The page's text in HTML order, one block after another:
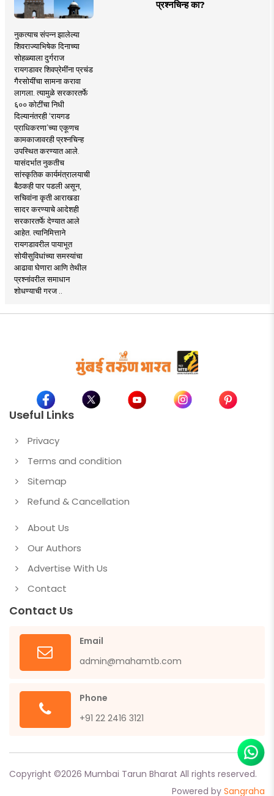
प्रश्नचिन्ह का?
नुकत्याच संपन्न झालेल्या
शिवराज्याभिषेक दिनाच्या
सोहळ्याला दुर्गराज
रायगडावर शिवप्रेमींना प्रचंड
गैरसोयींचा सामना करावा
लागला. त्यामुळे सरकारतर्फे
६०० कोटींचा निधी
दिल्यानंतरही ‘रायगड
प्राधिकरणा’च्या एकूणच
कामकाजावरही प्रश्नचिन्ह
उपस्थित करण्यात आले.
यासंदर्भात नुकतीच
सांस्कृतिक कार्यमंत्रालयाची
बैठकही पार पडली असून,
सचिवांना कृती आराखडा
सादर करण्याचे आदेशही
सरकारतर्फे देण्यात आले
आहेत. त्यानिमित्ताने
रायगडावरील पायाभूत
सोयीसुविधांच्या समस्यांचा
आढावा घेणारा आणि तेथील
प्रश्नांवरील समाधान
शोधण्याची गरज ..
Useful Links
Privacy
Terms and condition
Sitemap
Refund & Cancellation
About Us
Our Authors
Advertise With Us
Contact
Contact Us
Email
admin@mahamtb.com
Phone
+91 22 2416 3121
Copyright ©2026 Mumbai Tarun Bharat All rights reserved.
Powered by Sangraha